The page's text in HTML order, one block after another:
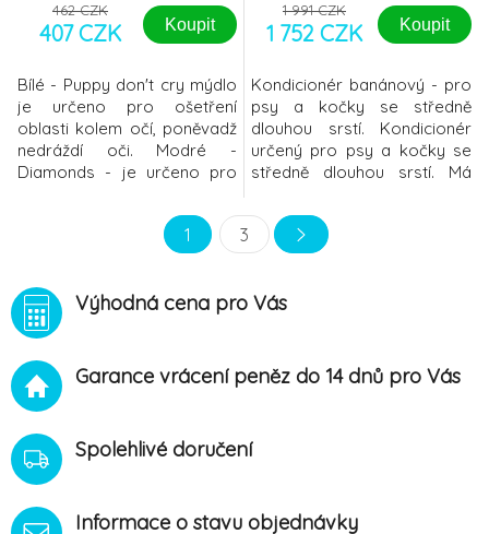
462 CZK
407 CZK Koupit
Bílé - Puppy don't cry mýdlo
je určeno pro ošetření
oblasti kolem očí, poněvadž
nedráždí oči. Modré -
Diamonds - je určeno pro
sloužící k odstranění hnědé
barvy ze srsti. Svými
složkami jemně odstraňuje
uzavírá otevřené šupinky
oxidovaných chlupů bez
účinku. Je
1 991 CZK
1 752 CZK Koupit
Kondicionér banánový - pro
psy a kočky se středně
dlouhou srstí. Kondicionér
určený pro psy a kočky se
středně dlouhou srstí. Má
přirozený kožní mikrofilm a
zajišťuje hydrataci kůže.
Jeho účinek vychází z toho,
dlouhou srstí obsahují více
ela
1 3
Výhodná cena pro Vás
Garance vrácení peněz do 14 dnů pro Vás
Spolehlivé doručení
Informace o stavu objednávky